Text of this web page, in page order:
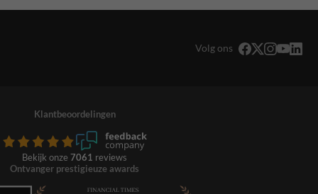
Volg ons
Klantbeoordelingen
Bekijk onze 7061 reviews
Ontvanger prestigieuze awards